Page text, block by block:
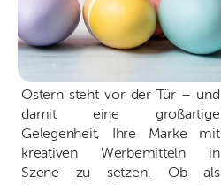
Ostern steht vor der Tür – und
damit eine großartige
Gelegenheit, Ihre Marke mit
kreativen Werbemitteln in
Szene zu setzen! Ob als